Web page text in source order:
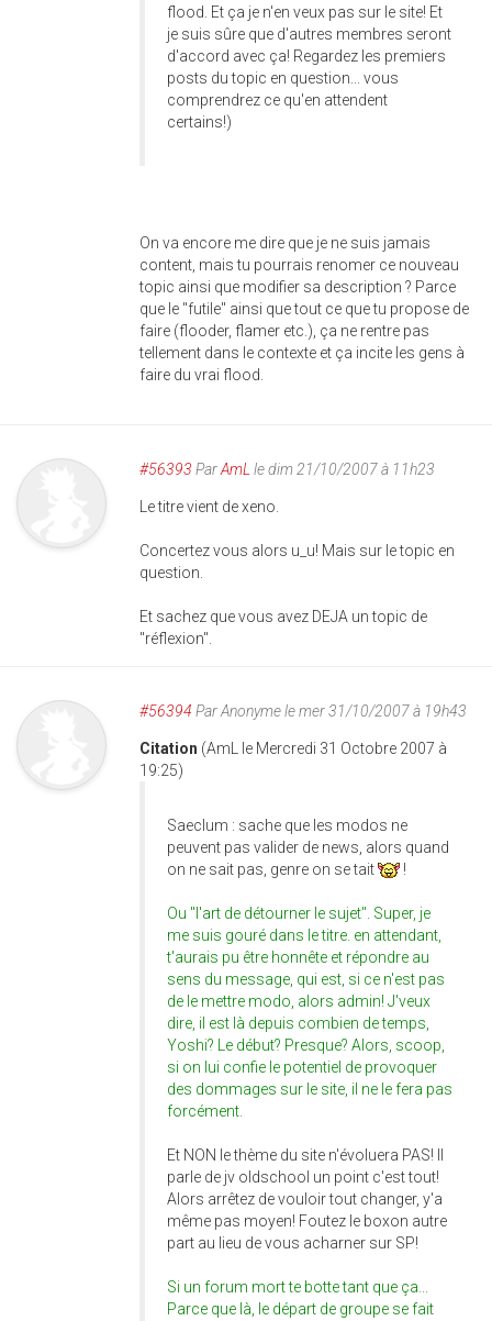
flood. Et ça je n'en veux pas sur le site! Et
je suis sûre que d'autres membres seront
d'accord avec ça! Regardez les premiers
posts du topic en question... vous
comprendrez ce qu'en attendent
certains!)
On va encore me dire que je ne suis jamais
content, mais tu pourrais renomer ce nouveau
topic ainsi que modifier sa description ? Parce
que le "futile" ainsi que tout ce que tu propose de
faire (flooder, flamer etc.), ça ne rentre pas
tellement dans le contexte et ça incite les gens à
faire du vrai flood.
#56393 ParAmL le dim 21/10/2007 à 11h23
Le titre vient de xeno.
Concertez vous alors u_u! Mais sur le topic en
question.
Et sachez que vous avez DEJA un topic de
"réflexion".
#56394 ParAnonymele mer 31/10/2007 à 19h43
Citation (AmL le Mercredi 31 Octobre 2007 à
19:25)
Saeclum : sache que les modos ne
peuvent pas valider de news, alors quand
on ne sait pas, genre on se tait
!
Ou "l'art de détourner le sujet". Super, je
me suis gouré dans le titre. en attendant,
t'aurais pu être honnête et répondre au
sens du message, qui est, si ce n'est pas
de le mettre modo, alors admin! J'veux
dire, il est là depuis combien de temps,
Yoshi? Le début? Presque? Alors, scoop,
si on lui confie le potentiel de provoquer
des dommages sur le site, il ne le fera pas
forcément.
Et NON le thème du site n'évoluera PAS! Il
parle de jv oldschool un point c'est tout!
Alors arrêtez de vouloir tout changer, y'a
même pas moyen! Foutez le boxon autre
part au lieu de vous acharner sur SP!
Si un forum mort te botte tant que ça...
Parce que là, le départ de groupe se fait